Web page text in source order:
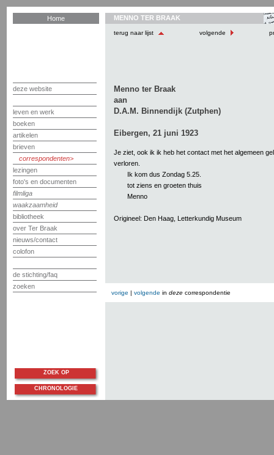
Home
deze website
leven en werk
boeken
artikelen
brieven
correspondenten
lezingen
foto's en documenten
filmliga
waakzaamheid
bibliotheek
over Ter Braak
nieuws/contact
colofon
de stichting/faq
zoeken
MENNO TER BRAAK
terug naar lijst volgende
Menno ter Braak
aan
D.A.M. Binnendijk (Zutphen)
Eibergen, 21 juni 1923
Je ziet, ook ik ik heb het contact met het algemeen
verloren.
Ik kom dus Zondag 5.25.
tot ziens en groeten thuis
Menno
Origineel: Den Haag, Letterkundig Museum
vorige | volgende in deze correspondentie
ZOEK OP
CHRONOLOGIE